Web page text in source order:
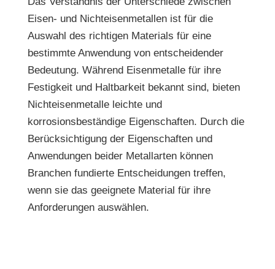
Eisen- und Nichteisenmetallen ist für die
Auswahl des richtigen Materials für eine
bestimmte Anwendung von entscheidender
Bedeutung. Während Eisenmetalle für ihre
Festigkeit und Haltbarkeit bekannt sind, bieten
Nichteisenmetalle leichte und
korrosionsbeständige Eigenschaften. Durch die
Berücksichtigung der Eigenschaften und
Anwendungen beider Metallarten können
Branchen fundierte Entscheidungen treffen,
wenn sie das geeignete Material für ihre
Anforderungen auswählen.